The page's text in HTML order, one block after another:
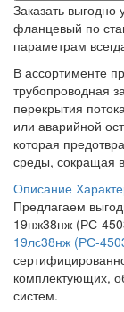
Заказать
фланцевый по
параметрам
В ассортименте
трубопроводная
перекрытия
или аварийной
которая
среды, сокращая
Описание
Предлагаем
19нж38нж (РС-
19лс38нж (РС-
комплектующих,
систем.